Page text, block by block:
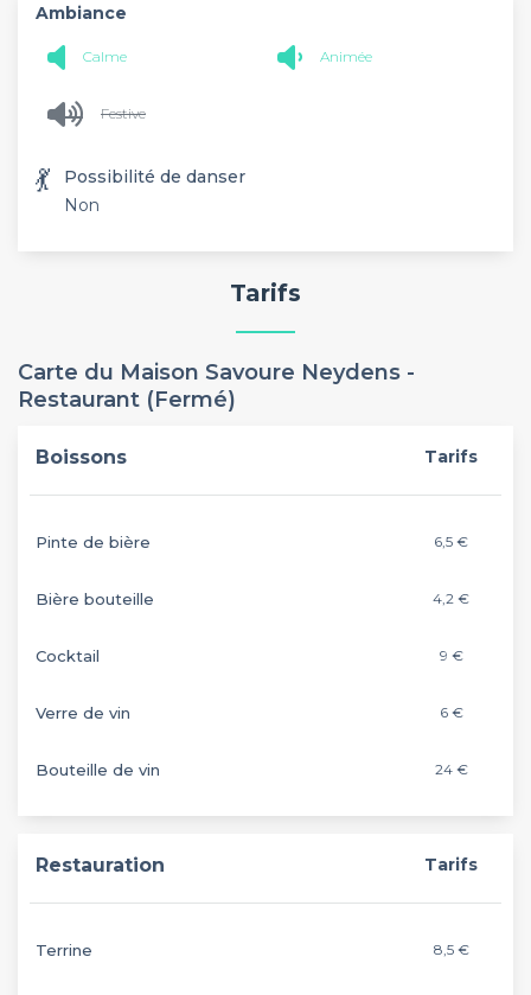
Ambiance
Calme Animée
Festive
💃
Possibilité de danser
Non
Tarifs
Carte du Maison Savoure Neydens -
Restaurant (Fermé)
Boissons Tarifs
Pinte de bière 6,5 €
Bière bouteille 4,2 €
Cocktail 9 €
Verre de vin 6 €
Bouteille de vin 24 €
Restauration Tarifs
Terrine 8,5 €